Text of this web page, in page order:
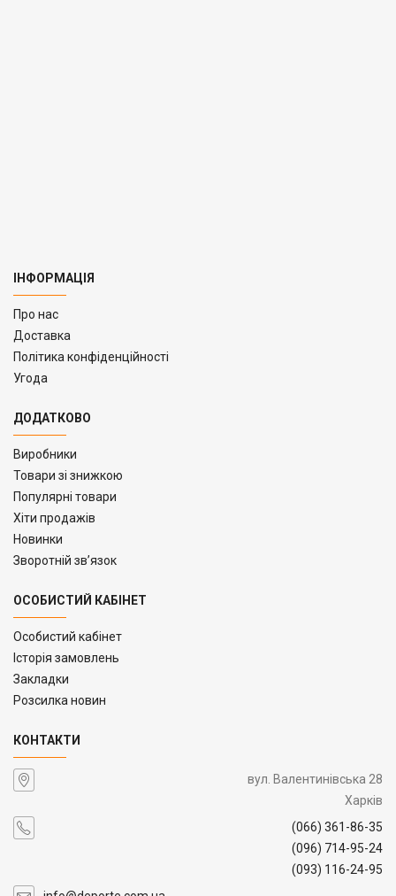
ІНФОРМАЦІЯ
Про нас
Доставка
Політика конфіденційності
Угода
ДОДАТКОВО
Виробники
Товари зі знижкою
Популярні товари
Хіти продажів
Новинки
Зворотній зв’язок
ОСОБИСТИЙ КАБІНЕТ
Особистий кабінет
Історія замовлень
Закладки
Розсилка новин
КОНТАКТИ
вул. Валентинівська 28
Харків
(066) 361-86-35
(096) 714-95-24
(093) 116-24-95